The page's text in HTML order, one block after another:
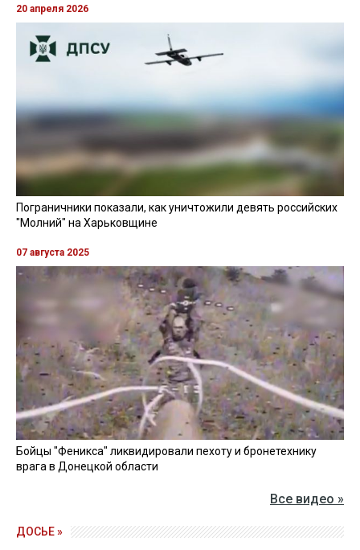
20 апреля 2026
Пограничники показали, как уничтожили девять российских
"Молний" на Харьковщине
07 августа 2025
Бойцы "Феникса" ликвидировали пехоту и бронетехнику
врага в Донецкой области
Все видео »
ДОСЬЕ »